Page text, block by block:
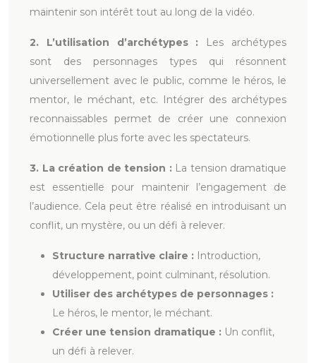
maintenir son intérêt tout au long de la vidéo.
2. L’utilisation d’archétypes : Les archétypes
sont des personnages types qui résonnent
universellement avec le public, comme le héros, le
mentor, le méchant, etc. Intégrer des archétypes
reconnaissables permet de créer une connexion
émotionnelle plus forte avec les spectateurs.
3. La création de tension : La tension dramatique
est essentielle pour maintenir l’engagement de
l’audience. Cela peut être réalisé en introduisant un
conflit, un mystère, ou un défi à relever.
Structure narrative claire : Introduction,
développement, point culminant, résolution.
Utiliser des archétypes de personnages :
Le héros, le mentor, le méchant.
Créer une tension dramatique : Un conflit,
un défi à relever.